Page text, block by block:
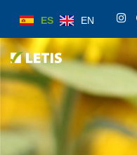
ES EN
ES EN